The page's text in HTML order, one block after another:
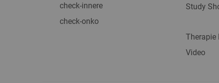
check-innere
check-onko
Study
Therapie
Video